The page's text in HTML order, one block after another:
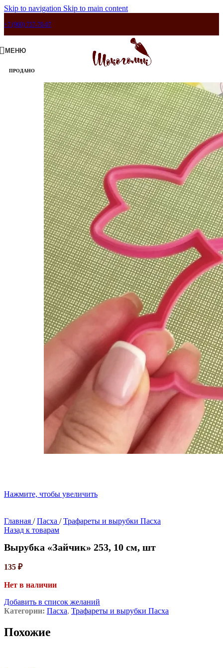
Skip to navigation Skip to main content
+7 (960) 757-70-07
МЕНЮ
ПРОДАНО
Нажмите, чтобы увеличить
Главная / Пасха / Трафареты и вырубки Пасха
Назад к товарам
Вырубка «Зайчик» 253, 10 см, шт
135 ₽
Нет в наличии
Добавить в список желаний
Категории: Пасха, Трафареты и вырубки Пасха
Похожие